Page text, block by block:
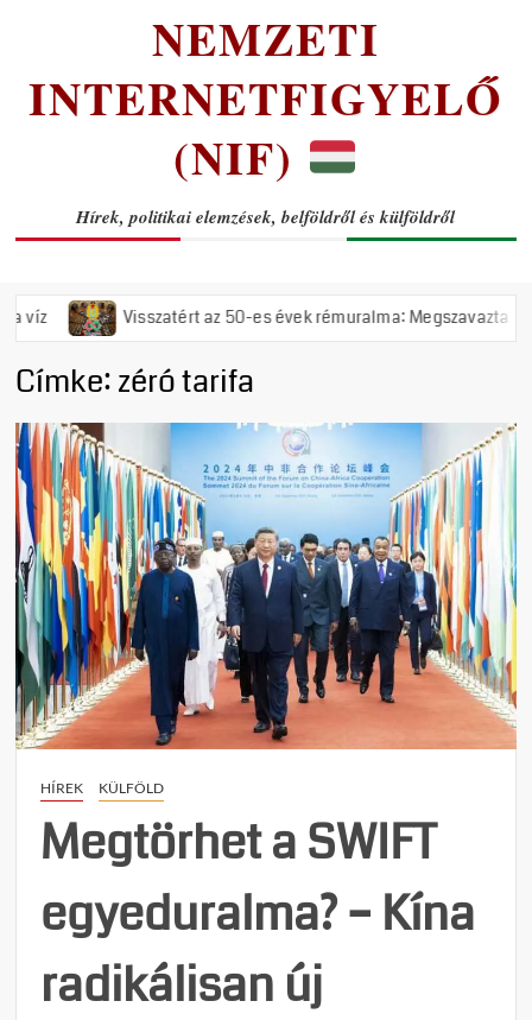
NEMZETI
INTERNETFIGYELŐ
(NIF)
Hírek, politikai elemzések, belföldről és külföldről
Visszatért az 50-es évek rémuralma: Megszavazta az
Címke:zéró tarifa
HÍREK KÜLFÖLD
Megtörhet a SWIFT
egyeduralma? – Kína
radikálisan új